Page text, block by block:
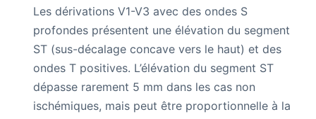
Les dérivations V1-V3 avec des ondes S
profondes présentent une élévation du segment
ST (sus-décalage concave vers le haut) et des
ondes T positives. L’élévation du segment ST
dépasse rarement 5 mm dans les cas non
ischémiques, mais peut être proportionnelle à la